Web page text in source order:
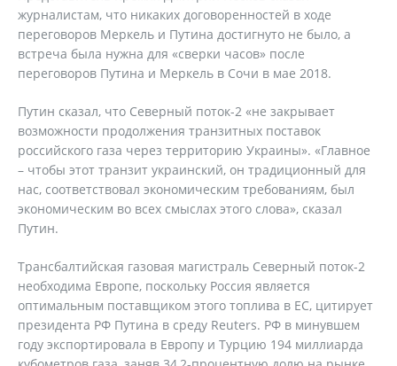
журналистам, что никаких договоренностей в ходе
переговоров Меркель и Путина достигнуто не было, а
встреча была нужна для «сверки часов» после
переговоров Путина и Меркель в Сочи в мае 2018.
Путин сказал, что Северный поток-2 «не закрывает
возможности продолжения транзитных поставок
российского газа через территорию Украины». «Главное
– чтобы этот транзит украинский, он традиционный для
нас, соответствовал экономическим требованиям, был
экономическим во всех смыслах этого слова», сказал
Путин.
Трансбалтийская газовая магистраль Северный поток-2
необходима Европе, поскольку Россия является
оптимальным поставщиком этого топлива в ЕС, цитирует
президента РФ Путина в среду Reuters. РФ в минувшем
году экспортировала в Европу и Турцию 194 миллиарда